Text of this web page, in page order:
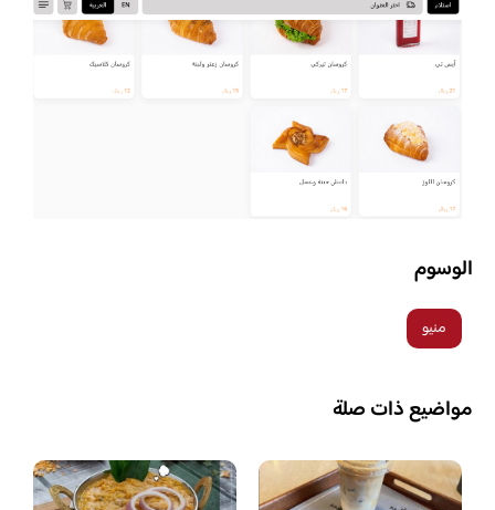
الوسوم
منيو
مواضيع ذات صلة